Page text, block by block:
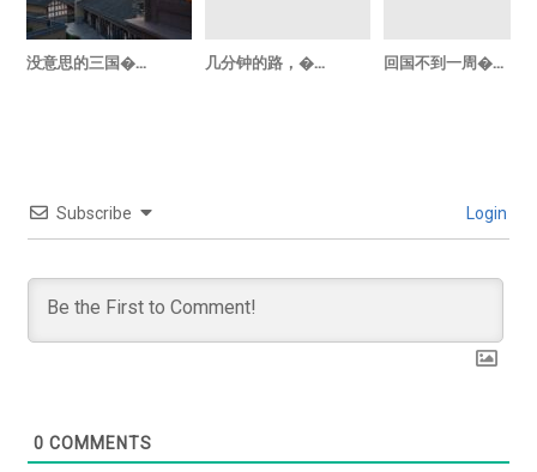
没意思的三国�... 几分钟的路，�... 回国不到一周�...
Subscribe Login
0 COMMENTS